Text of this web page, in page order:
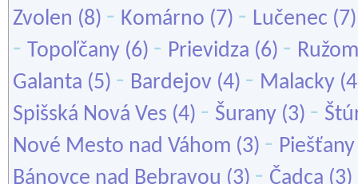
Zvolen (8) - Komárno (7) - Lučenec
- Topoľčany (6) - Prievidza (6) -
Galanta (5) - Bardejov (4) - Malacky
Spišská Nová Ves (4) - Šurany (3) -
Nové Mesto nad Váhom (3) - Piešťany
Bánovce nad Bebravou (3) - Čadca (3)